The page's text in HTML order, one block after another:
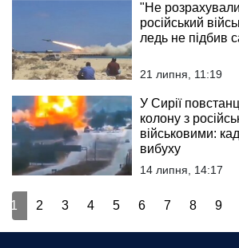
"Не
російський
ледь не підбив
21 липня, 11:19
У Сирії
колону з
військовими:
вибуху
14 липня, 14:17
1 2 3 4 5 6 7 8 9